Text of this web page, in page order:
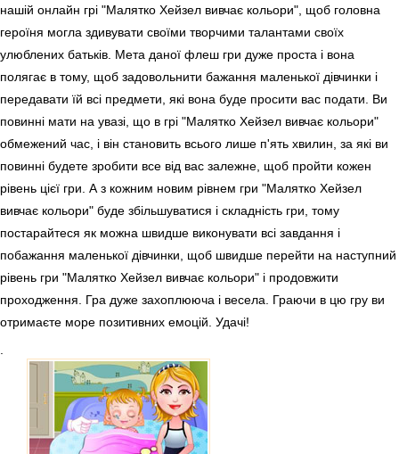
нашій онлайн грі "Малятко Хейзел вивчає кольори", щоб головна
героїня могла здивувати своїми творчими талантами своїх
улюблених батьків. Мета даної флеш гри дуже проста і вона
полягає в тому, щоб задовольнити бажання маленької дівчинки і
передавати їй всі предмети, які вона буде просити вас подати. Ви
повинні мати на увазі, що в грі "Малятко Хейзел вивчає кольори"
обмежений час, і він становить всього лише п'ять хвилин, за які ви
повинні будете зробити все від вас залежне, щоб пройти кожен
рівень цієї гри. А з кожним новим рівнем гри "Малятко Хейзел
вивчає кольори" буде збільшуватися і складність гри, тому
постарайтеся як можна швидше виконувати всі завдання і
побажання маленької дівчинки, щоб швидше перейти на наступний
рівень гри "Малятко Хейзел вивчає кольори" і продовжити
проходження. Гра дуже захоплююча і весела. Граючи в цю гру ви
отримаєте море позитивних емоцій. Удачі!